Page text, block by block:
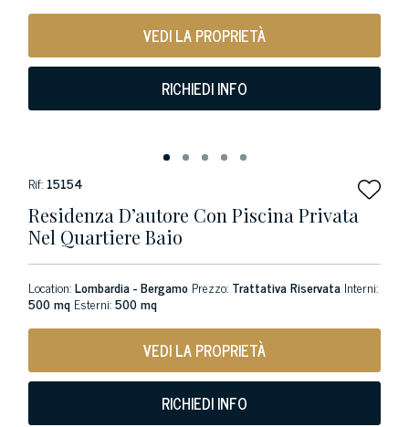
VEDI LA PROPRIETÀ
RICHIEDI INFO
Rif: 15154
Residenza D’autore Con Piscina Privata
Nel Quartiere Baio
Location:Lombardia - Bergamo Prezzo: Trattativa Riservata Interni:
500 mq Esterni:500 mq
VEDI LA PROPRIETÀ
RICHIEDI INFO